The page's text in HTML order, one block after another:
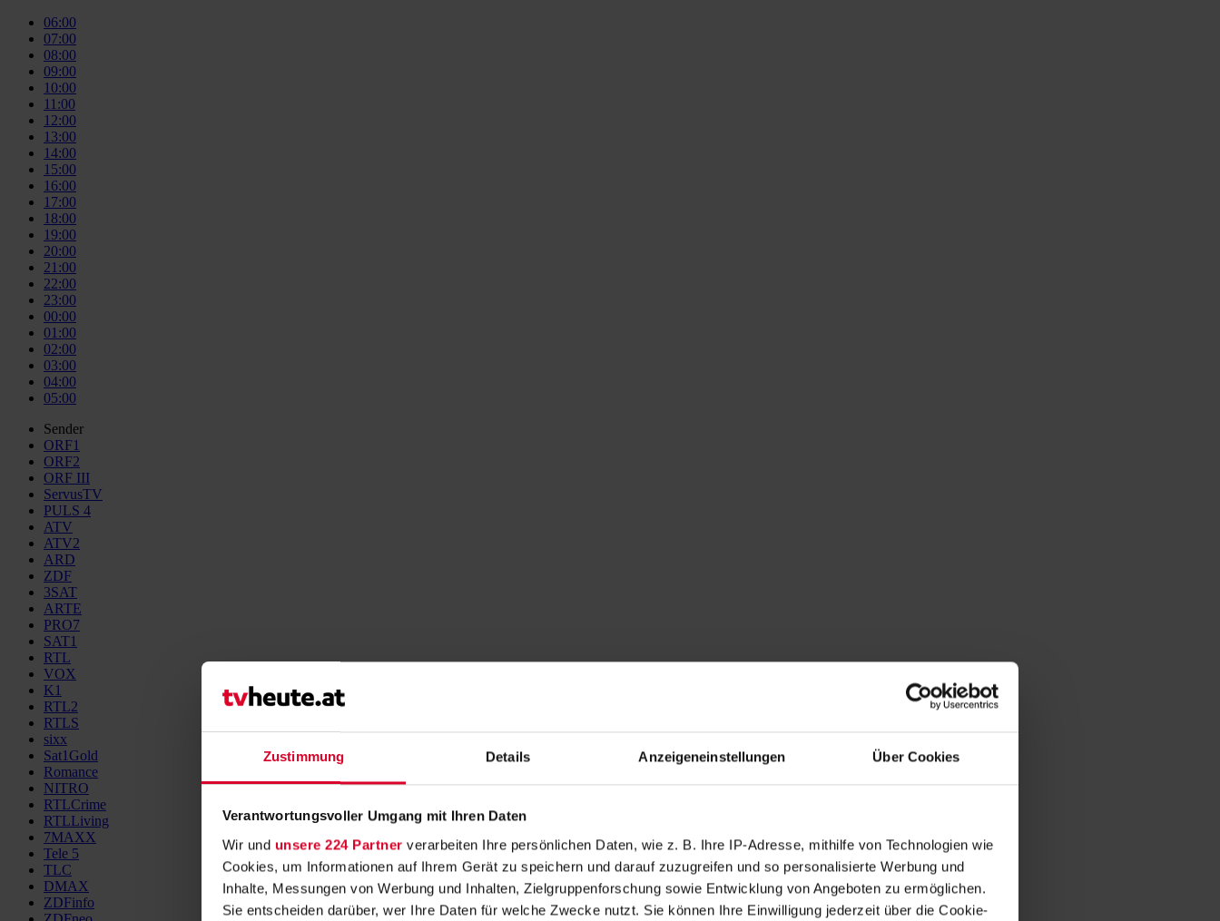
Zustimmung Details Anzeigeneinstellungen Über Cookies
Verantwortungsvoller Umgang mit Ihren Daten
Wir und unsere 224 Partner verarbeiten Ihre persönlichen Daten, wie z. B. Ihre IP-Adresse, mithilfe von Technologien wie
Cookies, um Informationen auf Ihrem Gerät zu speichern und darauf zuzugreifen und so personalisierte Werbung und
Inhalte, Messungen von Werbung und Inhalten, Zielgruppenforschung sowie Entwicklung von Angeboten zu ermöglichen.
Sie entscheiden darüber, wer Ihre Daten für welche Zwecke nutzt. Sie können Ihre Einwilligung jederzeit über die Cookie-
06:00
07:00
08:00
09:00
10:00
11:00
12:00
13:00
14:00
15:00
16:00
17:00
18:00
19:00
20:00
21:00
22:00
23:00
00:00
01:00
02:00
03:00
04:00
05:00
Sender
ORF1
ORF2
ORF III
ServusTV
PULS 4
ATV
ATV2
ARD
ZDF
3SAT
ARTE
PRO7
SAT1
RTL
VOX
K1
RTL2
RTLS
sixx
Sat1Gold
Romance
NITRO
RTLCrime
RTLLiving
7MAXX
Tele 5
TLC
DMAX
ZDFinfo